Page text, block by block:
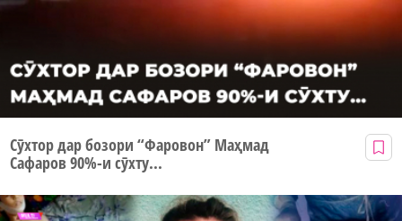
Сӯхтор дар бозори “Фаровон” Маҳмад
Сафаров 90%-и сӯхту...